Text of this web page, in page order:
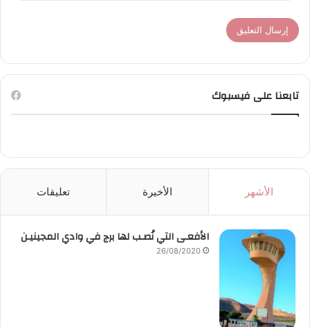
تابعنا على فيسبوك
الأشهر الأخيرة تعليقات
الأفعـى التي نُصـب لها برج في وادي المجينيـن
26/08/2020